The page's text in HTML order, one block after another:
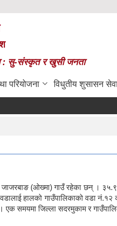
: सु-संस्कृत र खुसी जनता
परियोजना विधुतीय शुसासन
जाजरबाङ (‌ओख्मा) गाउँ रहेका छन् ।
हालको गाउँपालिकाको वडा नं.१२
एक समयमा जिल्ला सदरमुकाम र